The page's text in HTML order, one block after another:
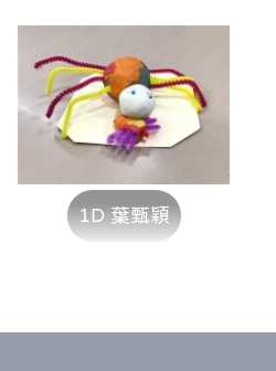
1D 葉甄穎